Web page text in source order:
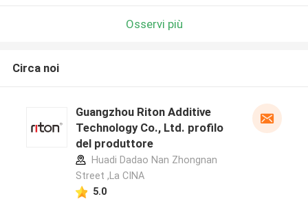
Osservi più
Circa noi
Guangzhou Riton Additive
Technology Co., Ltd. profilo
del produttore
Huadi Dadao Nan Zhongnan
Street ,La CINA
5.0